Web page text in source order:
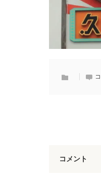
コメント